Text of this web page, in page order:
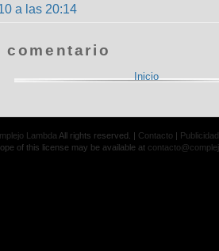
a las 20:14
comentario
Inicio
Lambda All rights reserved. | Contacto | Publicidad
of this license may be available at